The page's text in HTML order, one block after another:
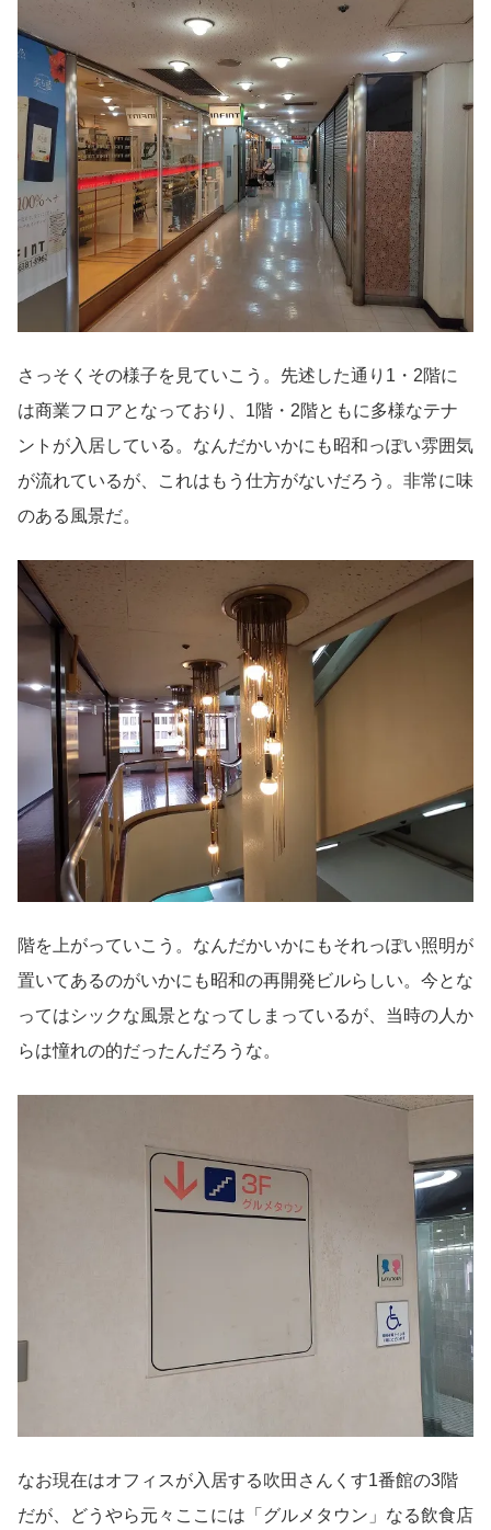
さっそくその様子を見ていこう。先述した通り1・2階に
は商業フロアとなっており、1階・2階ともに多様なテナ
ントが入居している。なんだかいかにも昭和っぽい雰囲気
が流れているが、これはもう仕方がないだろう。非常に味
のある風景だ。
階を上がっていこう。なんだかいかにもそれっぽい照明が
置いてあるのがいかにも昭和の再開発ビルらしい。今とな
ってはシックな風景となってしまっているが、当時の人か
らは憧れの的だったんだろうな。
なお現在はオフィスが入居する吹田さんくす1番館の3階
だが、どうやら元々ここには「グルメタウン」なる飲食店